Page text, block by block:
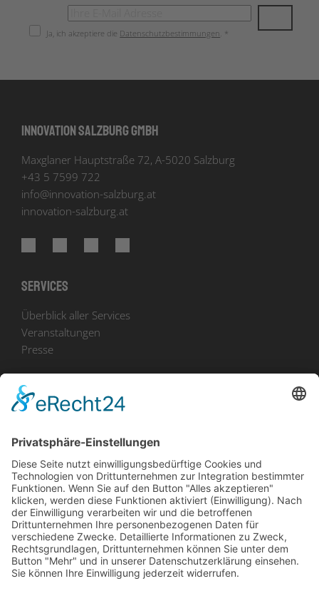
Ja, ich akzeptiere die Datenschutzbestimmungen. *
Innovation Salzburg GmbH
Maxglaner Hauptstraße 72, A-5020 Salzburg
+43 5 7599 722
info@innovation-salzburg.at
innovation-salzburg.at
Services
Überblick aller Services
Veranstaltungen
Presse
Bekanntmachungen
Zu uns
Unser Team
Arbeiten bei Innovation Salzburg
Anfahrt
Die Innovation Salzburg GmbH ist ein Unternehmen von